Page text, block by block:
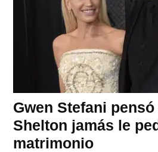
Gwen Stefani
Shelton jamás le
matrimonio